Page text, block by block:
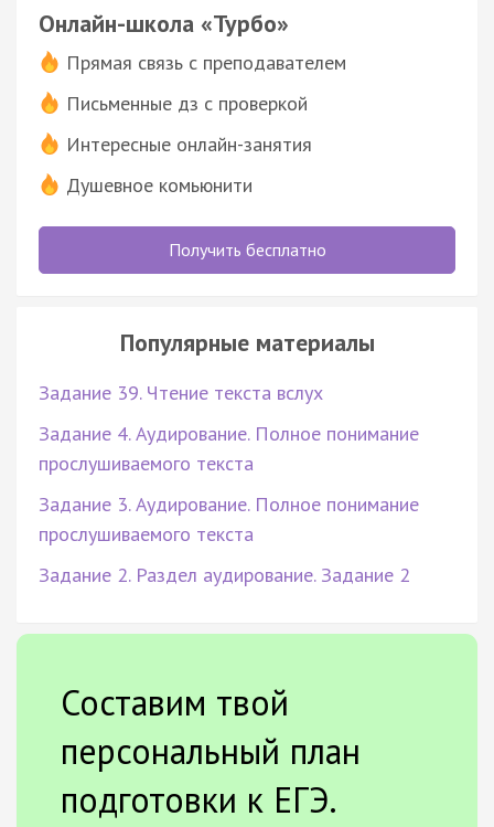
Онлайн-школа «Турбо»
Прямая связь с преподавателем
Письменные дз с проверкой
Интересные онлайн-занятия
Душевное комьюнити
Получить бесплатно
Популярные материалы
Задание 39. Чтение текста вслух
Задание 4. Аудирование. Полное понимание
прослушиваемого текста
Задание 3. Аудирование. Полное понимание
прослушиваемого текста
Задание 2. Раздел аудирование. Задание 2
Составим твой
персональный план
подготовки к ЕГЭ.